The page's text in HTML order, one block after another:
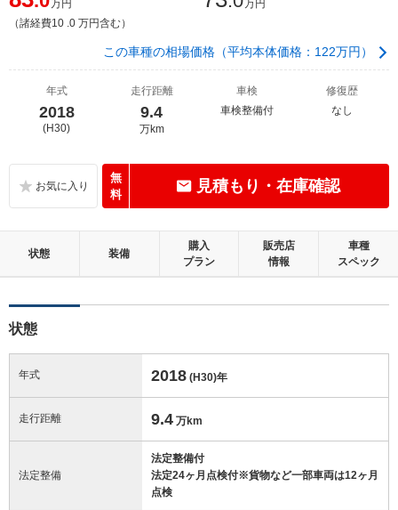
万円
（諸経費10 .0 万円含む）
万円
この車種の相場価格（平均本体価格：122万円）
年式
2018
(H30)
走行距離
9.4
万km
車検
車検整備付
修復歴
なし
無
料
見積もり・在庫確認
状態 装備
購入
プラン
販売店
情報
車種
スペック
状態
年式 2018 (H30)年
走行距離 9.4 万km
法定整備
法定整備付
法定24ヶ月点検付※貨物など一部車両は12ヶ月
点検